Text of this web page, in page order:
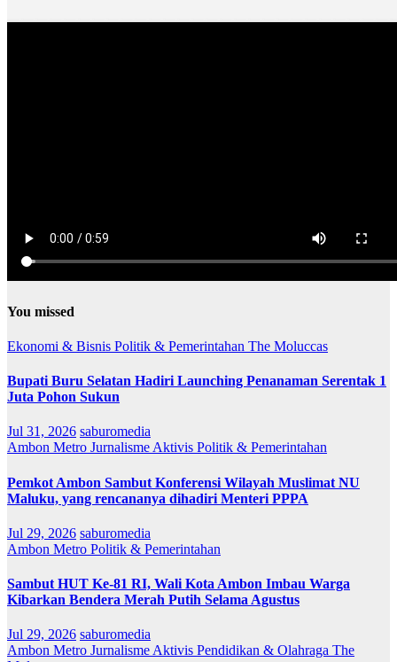
You missed
Ekonomi & Bisnis Politik & Pemerintahan The Moluccas
Bupati Buru Selatan Hadiri Launching Penanaman Serentak 1
Juta Pohon Sukun
Jul 31, 2026 saburomedia
Ambon Metro Jurnalisme Aktivis Politik & Pemerintahan
Pemkot Ambon Sambut Konferensi Wilayah Muslimat NU
Maluku, yang rencananya dihadiri Menteri PPPA
Jul 29, 2026 saburomedia
Ambon Metro Politik & Pemerintahan
Sambut HUT Ke-81 RI, Wali Kota Ambon Imbau Warga
Kibarkan Bendera Merah Putih Selama Agustus
Jul 29, 2026 saburomedia
Ambon Metro Jurnalisme Aktivis Pendidikan & Olahraga The